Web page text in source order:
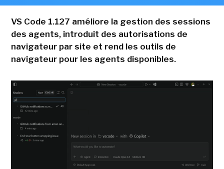
VS Code 1.127 améliore la gestion des sessions
des agents, introduit des autorisations de
navigateur par site et rend les outils de
navigateur pour les agents disponibles.